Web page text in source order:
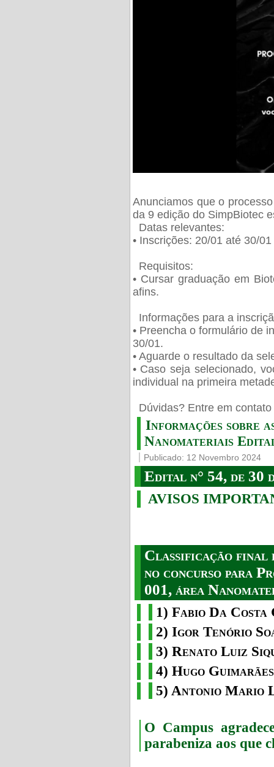
Anunciamos que o
da 9 edição do SimpBiotec
Datas relevantes:
• Inscrições: 20/01 até 30/01
Requisitos:
• Cursar graduação em
afins.
Informações para a
• Preencha o formulário de
30/01.
• Aguarde o resultado da
• Caso seja selecionado,
individual na primeira
Dúvidas? Entre em
Informações sobre
Nanomateriais
Publicado: 12 Novembro 2024
Edital n° 54, de 30
AVISOS
Classificação final
no concurso para
001, área
1) Fabio Da
2) Igor Tenório
3) Renato Luiz
4) Hugo
5) Antonio Mario
O Campus
parabeniza aos que